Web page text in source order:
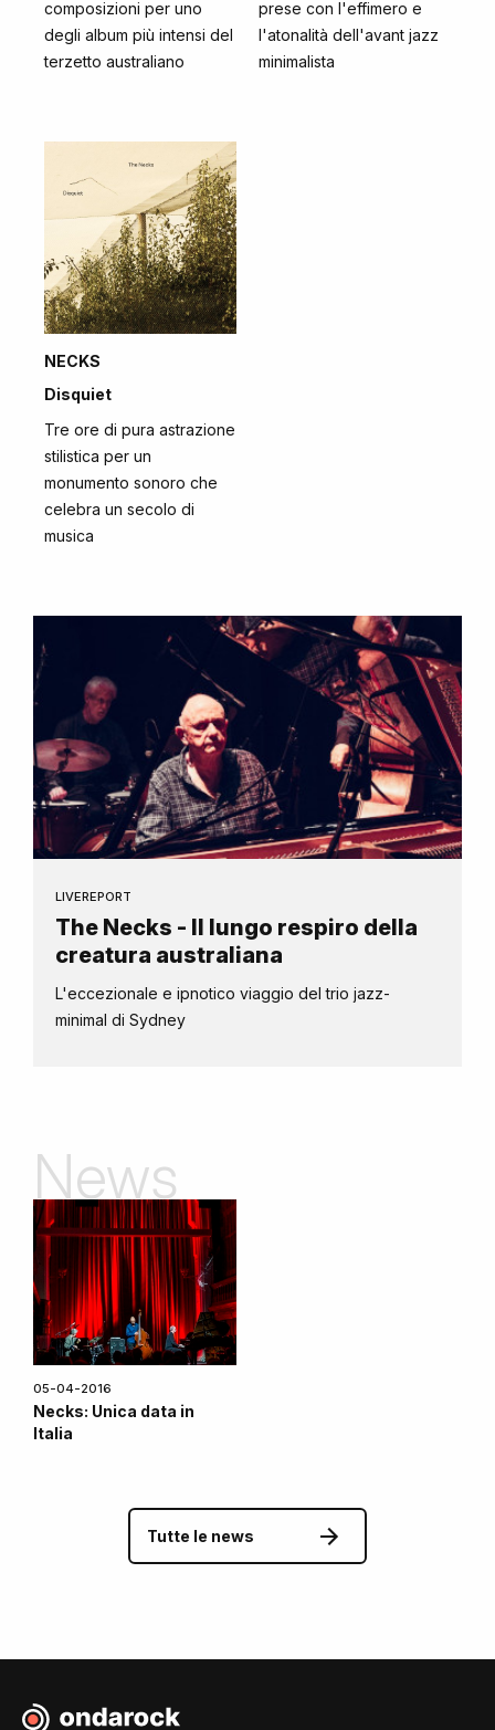
composizioni per uno
degli album più intensi del
terzetto australiano
prese con l'effimero e
l'atonalità dell'avant jazz
minimalista
NECKS
Disquiet
Tre ore di pura astrazione
stilistica per un
monumento sonoro che
celebra un secolo di
musica
LIVEREPORT
The Necks - Il lungo respiro della
creatura australiana
L'eccezionale e ipnotico viaggio del trio jazz-
minimal di Sydney
News
05-04-2016
Necks: Unica data in
Italia
Tutte le news